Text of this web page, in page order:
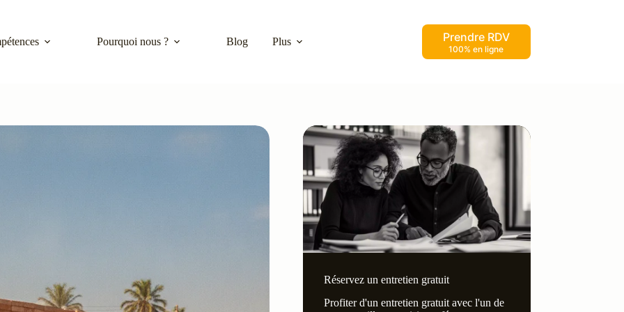
Pourquoi nous ? Blog Plus Prendre RDV
100% en ligne
Réservez un entretien gratuit
Profiter d'un entretien gratuit avec l'un de